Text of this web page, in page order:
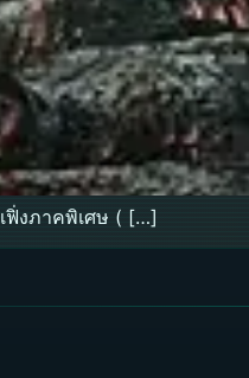
ฟิ่งภาคพิเศษ ( […]